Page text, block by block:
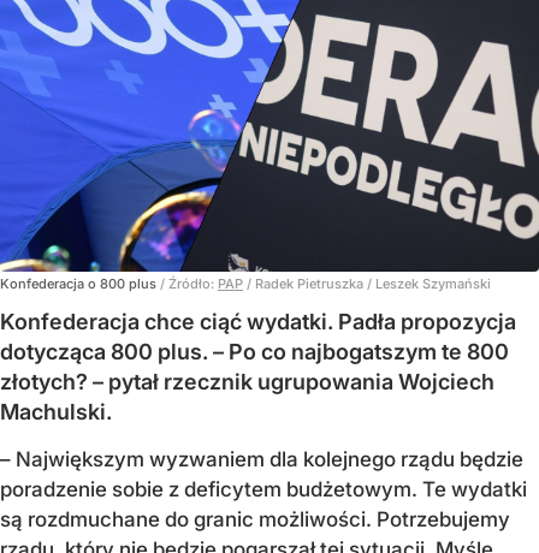
Konfederacja o 800 plus / Źródło: PAP / Radek Pietruszka / Leszek Szymański
Konfederacja chce ciąć wydatki. Padła propozycja
dotycząca 800 plus. – Po co najbogatszym te 800
złotych? – pytał rzecznik ugrupowania Wojciech
Machulski.
– Największym wyzwaniem dla kolejnego rządu będzie
poradzenie sobie z deficytem budżetowym. Te wydatki
są rozdmuchane do granic możliwości. Potrzebujemy